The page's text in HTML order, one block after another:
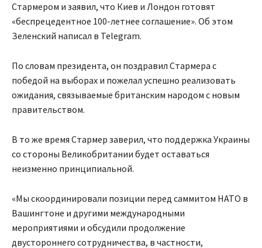
Стармером и заявил, что Киев и Лондон готовят
«беспрецедентное 100-летнее соглашение». Об этом
Зеленский написал в Telegram.
По словам президента, он поздравил Стармера с
победой на выборах и пожелал успешно реализовать
ожидания, связываемые британским народом с новым
правительством.
В то же время Стармер заверил, что поддержка Украины
со стороны Великобритании будет оставаться
неизменно принципиальной.
«Мы скоординировали позиции перед саммитом НАТО в
Вашингтоне и другими международными
мероприятиями и обсудили продолжение
двустороннего сотрудничества, в частности,